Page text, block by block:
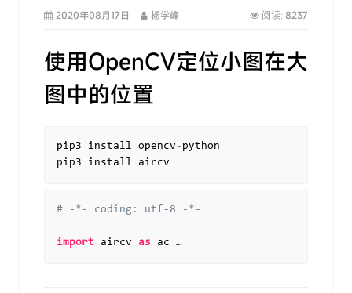
2020年08月17日 杨学峰 阅读: 8237
使用OpenCV定位小图在大
图中的位置
pip3 install opencv- python
# -*- coding: utf-8 -*-
import aircv as ac …